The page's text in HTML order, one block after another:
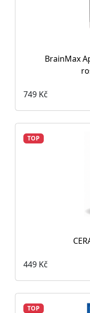
BrainMax
749 Kč
TOP
449 Kč
TOP